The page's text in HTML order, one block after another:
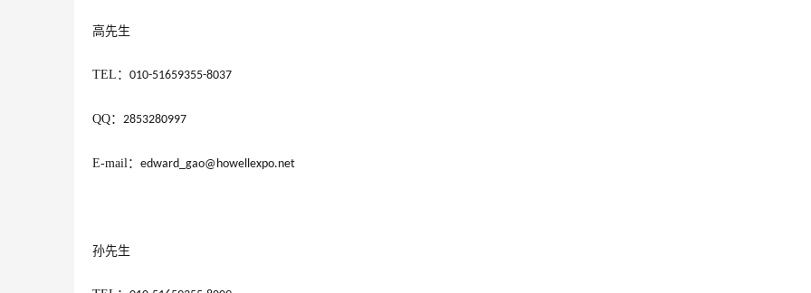
高先生
TEL ： 010-51659355-8037
QQ： 2853280997
E-mail： edward_gao@howellexpo.net
孙先生